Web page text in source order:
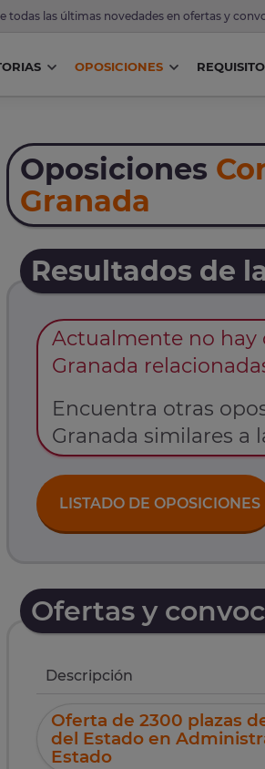
todas las últimas novedades en ofertas y
OPOSICIONES
Oposiciones
Granada
Resultados de
Actualmente no hay
Granada
Encuentra otras
Granada similares a
LISTADO DE OPOSICIONES
Ofertas y
Descripción
Oferta de 2300 plazas
del Estado en
Estado